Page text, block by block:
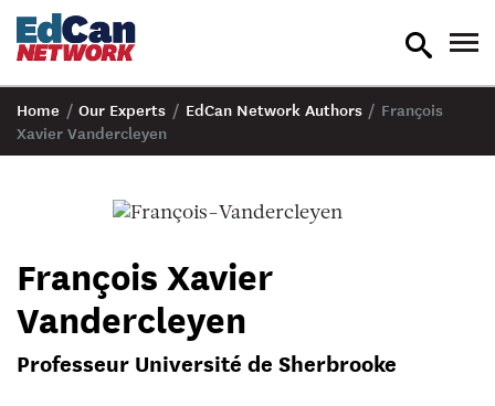
toggle
Home / Our Experts / EdCan Network Authors / François
Xavier Vandercleyen
François Xavier
Vandercleyen
Professeur Université de Sherbrooke